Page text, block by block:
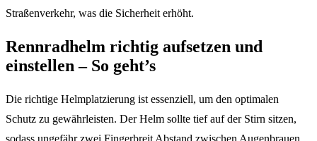
Straßenverkehr, was die Sicherheit erhöht.
Rennradhelm richtig aufsetzen und
einstellen – So geht’s
Die richtige Helmplatzierung ist essenziell, um den optimalen
Schutz zu gewährleisten. Der Helm sollte tief auf der Stirn sitzen,
sodass ungefähr zwei Fingerbreit Abstand zwischen Augenbrauen